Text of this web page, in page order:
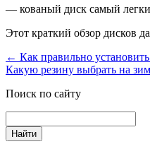
— кованый диск самый
Этот краткий обзор дисков
← Как правильно
Какую резину выбрать на
Поиск по сайту